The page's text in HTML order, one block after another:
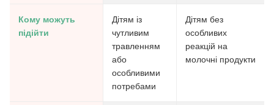
Кому можуть
підійти
Дітям із
чутливим
травленням
або
особливими
потребами
Дітям без
особливих
реакцій на
молочні продукти